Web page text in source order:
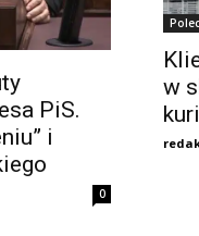
PiS.
i
0
w